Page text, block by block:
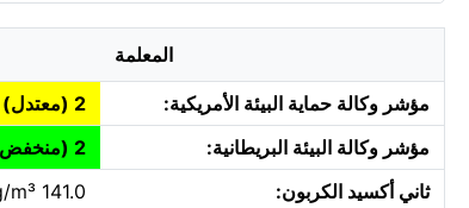
المعلمة
مؤشر وكالة حماية البيئة الأمريكية:
2 (معتدل)
مؤشر وكالة البيئة البريطانية:
2 (منخفض)
ثاني أكسيد الكربون:
141.0 µg/m³